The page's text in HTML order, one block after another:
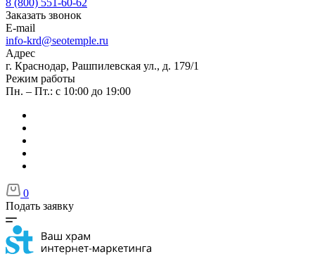
8 (800) 551-60-62
Заказать звонок
E-mail
info-krd@seotemple.ru
Адрес
г. Краснодар, Рашпилевская ул., д. 179/1
Режим работы
Пн. – Пт.: с 10:00 до 19:00
0
Подать заявку